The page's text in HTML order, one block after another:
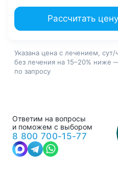
Рассчитать цену
Указана цена с лечением,
без лечения на 15–20% ниже
по запросу
Ответим на вопросы
и поможем с выбором
8 800 700-15-77